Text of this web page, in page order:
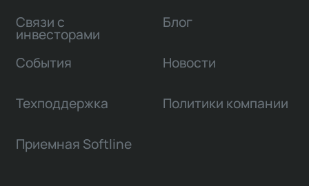
Связи с
инвесторами
Блог
События Новости
Техподдержка Политики компании
Приемная Softline